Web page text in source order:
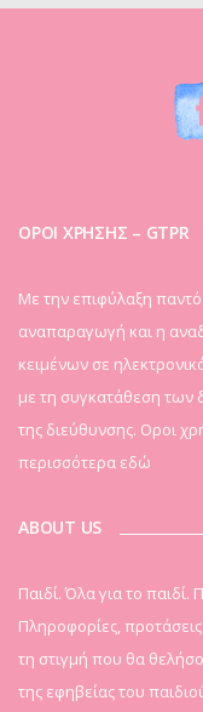
ΟΡΟΙ ΧΡΗΣΗΣ – GTPR
Mε την επιφύλαξη
αναπαραγωγή και η
κειμένων σε
με τη συγκατάθεση των
της διεύθυνσης. Οροι
περισσότερα εδώ
ABOUT US
Παιδί. Όλα για το παιδί.
Πληροφορίες,
τη στιγμή που θα
της εφηβείας του